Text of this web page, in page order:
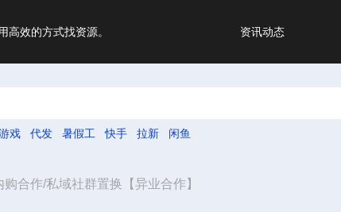
高效的方式找资源。 资讯动态
戏 代发 暑假工 快手 拉新 闲鱼
合作/私域社群置换【异业合作】